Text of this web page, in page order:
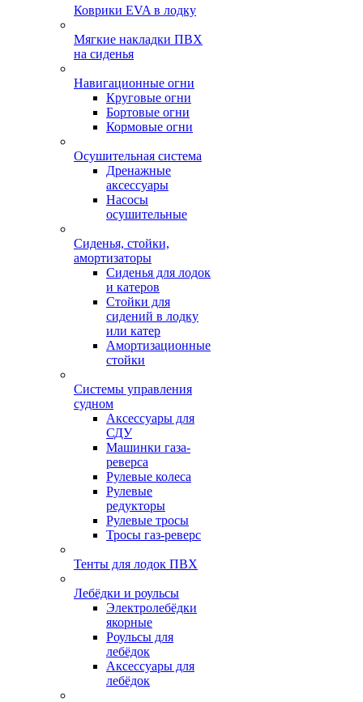
Коврики EVA в лодку
Мягкие накладки ПВХ
на сиденья
Навигационные огни
Круговые огни
Бортовые огни
Кормовые огни
Осушительная система
Дренажные
аксессуары
Насосы
осушительные
Сиденья, стойки,
амортизаторы
Сиденья для лодок
и катеров
Стойки для
сидений в лодку
или катер
Амортизационные
стойки
Системы управления
судном
Аксессуары для
СДУ
Машинки газа-
реверса
Рулевые колеса
Рулевые
редукторы
Рулевые тросы
Тросы газ-реверс
Тенты для лодок ПВХ
Лебёдки и роульсы
Электролебёдки
якорные
Роульсы для
лебёдок
Аксессуары для
лебёдок